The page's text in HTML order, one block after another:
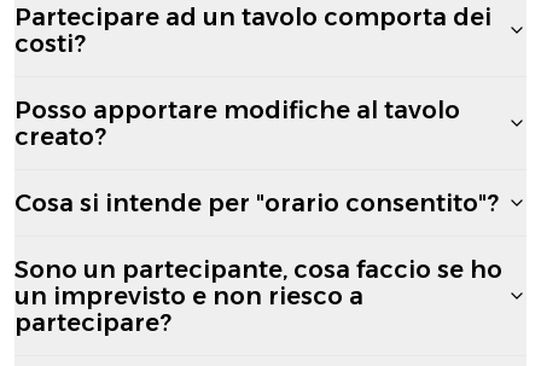
Partecipare ad un tavolo comporta dei
costi?
Posso apportare modifiche al tavolo
creato?
Cosa si intende per "orario consentito"?
Sono un partecipante, cosa faccio se ho
un imprevisto e non riesco a
partecipare?